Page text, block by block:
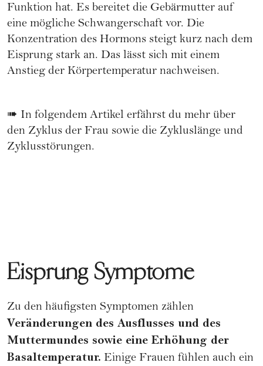
Funktion hat. Es bereitet die Gebärmutter auf
eine mögliche Schwangerschaft vor. Die
Konzentration des Hormons steigt kurz nach dem
Eisprung stark an. Das lässt sich mit einem
Anstieg der Körpertemperatur nachweisen.
➠ In folgendem Artikel erfährst du mehr über
den Zyklus der Frau sowie die Zykluslänge und
Zyklusstörungen.
Eisprung Symptome
Zu den häufigsten Symptomen zählen
Veränderungen des Ausflusses und des
Muttermundes sowie eine Erhöhung der
Basaltemperatur. Einige Frauen fühlen auch ein